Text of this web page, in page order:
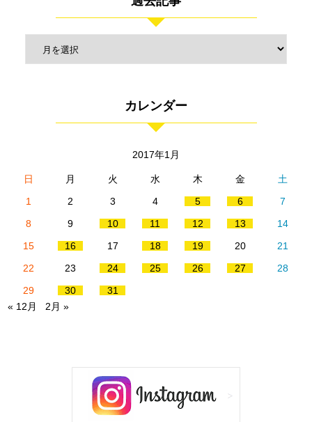
カレンダー
2017年1月
日 月 火 水 木 金
土
1
2 3 4 5 6
7
8
9 10 11 12 13
14
15
16 17 18 19 20
21
22
23 24 25 26 27
28
29
30
31
« 12月
2月 »